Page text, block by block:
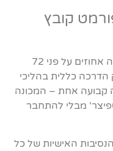
קובץ
*טבלה זו משתמשת בריבית של חמישה אחוזים על פני 72
כדי לספק הדרכה כללית בהליכי
קבועה אחת – המכונה
מבלי להתחבר
האישיות של כל